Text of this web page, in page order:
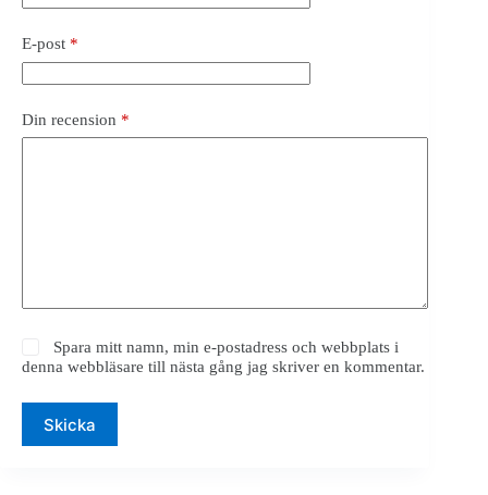
E-post *
Din recension *
Spara mitt namn, min e-postadress och webbplats i
denna webbläsare till nästa gång jag skriver en kommentar.
Skicka